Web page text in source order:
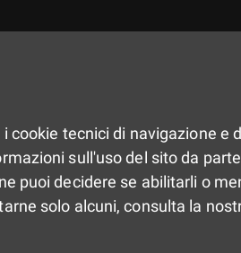
cookie tecnici di navigazione
sull'uso del sito da
puoi decidere se abilitarli o
solo alcuni, consulta la